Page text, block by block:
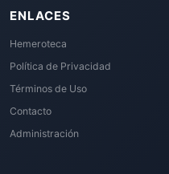
ENLACES
Hemeroteca
Política de Privacidad
Términos de Uso
Contacto
Administración